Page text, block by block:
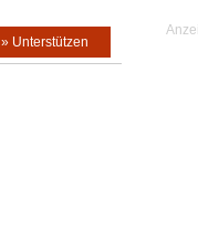
» Unterstützen